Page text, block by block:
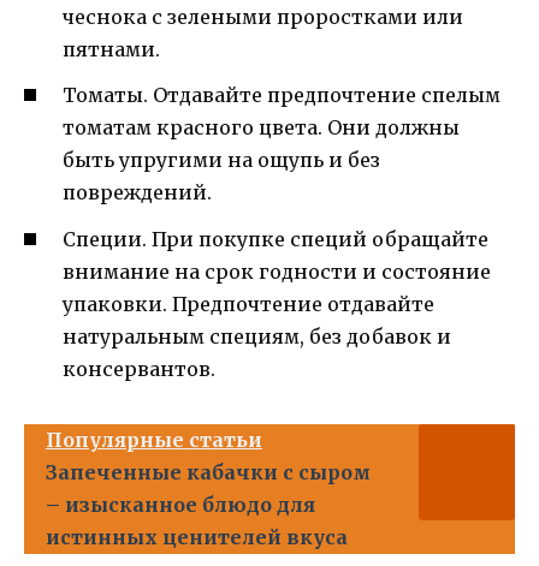
чеснока с зелеными проростками или
пятнами.
Томаты. Отдавайте предпочтение спелым
томатам красного цвета. Они должны
быть упругими на ощупь и без
повреждений.
Специи. При покупке специй обращайте
внимание на срок годности и состояние
упаковки. Предпочтение отдавайте
натуральным специям, без добавок и
консервантов.
Популярные статьи
Запеченные кабачки с сыром
– изысканное блюдо для
истинных ценителей вкуса